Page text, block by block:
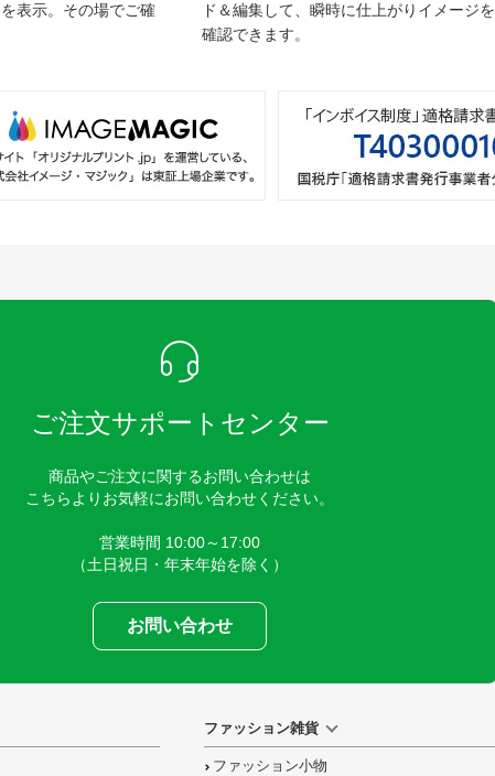
表示。その場でご確
ド＆編集して、瞬時に仕上がりイメージを
確認できます。
ご注文サポートセンター
商品やご注文に関するお問い合わせは
こちらよりお気軽にお問い合わせください。
営業時間 10:00～17:00
（土日祝日・年末年始を除く）
お問い合わせ
ファッション雑貨
ファッション小物